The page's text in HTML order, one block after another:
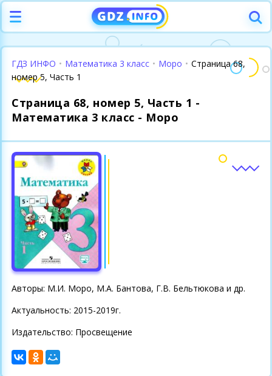
ГДЗ ИНФО • Математика 3 класс • Моро • Страница 68,
номер 5, Часть 1
Страница 68, номер 5, Часть 1 -
Математика 3 класс - Моро
Авторы: М.И. Моро, М.А. Бантова, Г.В. Бельтюкова и др.
Актуальность: 2015-2019г.
Издательство: Просвещение